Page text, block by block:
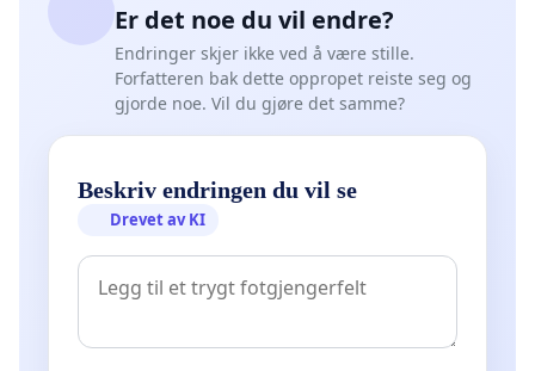
Er det noe du vil endre?
Endringer skjer ikke ved å være stille.
Forfatteren bak dette oppropet reiste seg og
gjorde noe. Vil du gjøre det samme?
Beskriv endringen du vil se
Drevet av KI